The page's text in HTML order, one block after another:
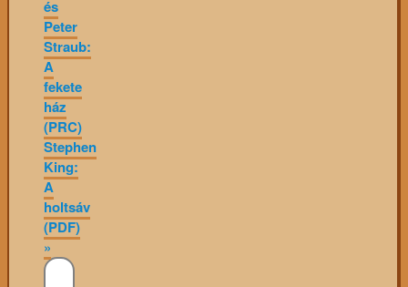
és
Peter
Straub:
A
fekete
ház
(PRC)
Stephen
King:
A
holtsáv
(PDF)
»